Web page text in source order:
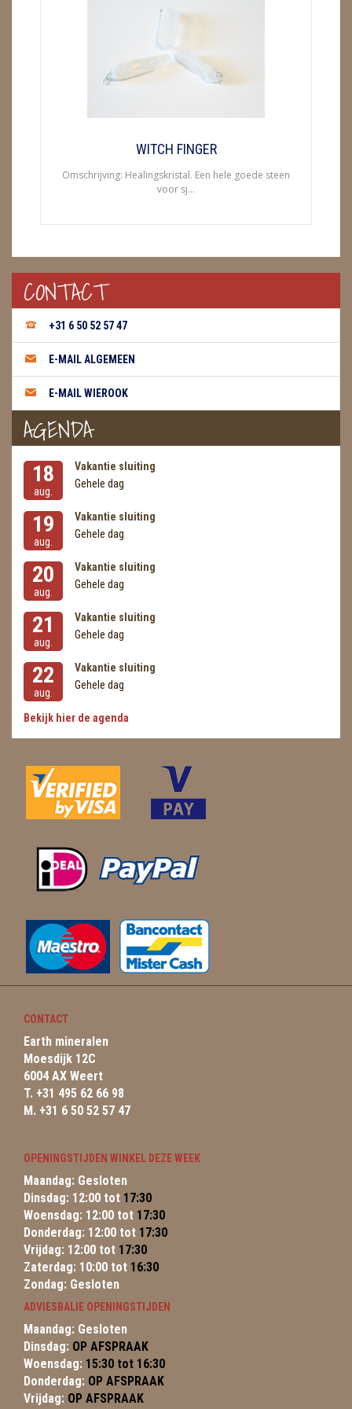
GEODE 'S / STANDAARDS
KAARSEN
LAMPEN
MASSAGE
METEORIETEN
READING EN PERSOONLIJK ADVIES
RUWE STENEN
SCHEDELS / SKULLS
SELENIET
SPECIALE STUKKEN
TELEFOON KOORDEN
THEELICHTEN
VLINDERS
WIEROOK, OLIE & TOEBEHOREN
ZAKJES WATER ELIXERS
WITCH FINGER
Omschrijving: Healingskristal. Een hele goede steen
voor sj...
CONTACT
+31 6 50 52 57 47
E-MAIL ALGEMEEN
E-MAIL WIEROOK
AGENDA
18
aug.
Vakantie sluiting
Gehele dag
19
aug.
Vakantie sluiting
Gehele dag
20
aug.
Vakantie sluiting
Gehele dag
21
aug.
Vakantie sluiting
Gehele dag
22
aug.
Vakantie sluiting
Gehele dag
Bekijk hier de agenda
CONTACT
Earth mineralen
Moesdijk 12C
6004 AX Weert
T. +31 495 62 66 98
M. +31 6 50 52 57 47
OPENINGSTIJDEN WINKEL DEZE WEEK
Maandag: Gesloten
Dinsdag: 12:00 tot 17:30
Woensdag: 12:00 tot 17:30
Donderdag: 12:00 tot 17:30
Vrijdag: 12:00 tot 17:30
Zaterdag: 10:00 tot 16:30
Zondag: Gesloten
ADVIESBALIE OPENINGSTIJDEN
Maandag: Gesloten
Dinsdag: OP AFSPRAAK
Woensdag: 15:30 tot 16:30
Donderdag: OP AFSPRAAK
Vrijdag: OP AFSPRAAK